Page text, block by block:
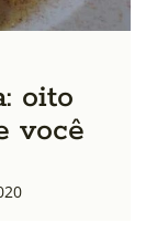
oito
você